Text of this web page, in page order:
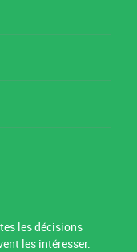
les décisions
les intéresser.